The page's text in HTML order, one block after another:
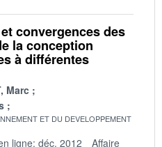
convergences des
la conception
à différentes
Marc
ET DU DEVELOPPEMENT
ligne: déc. 2012
Affaire